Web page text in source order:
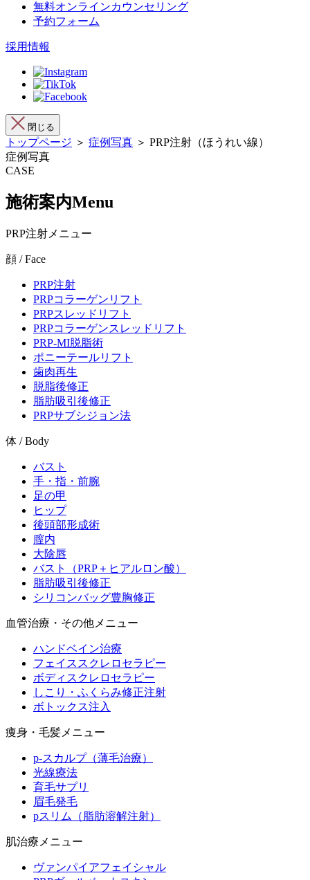
無料オンラインカウンセリング
予約フォーム
採用情報
閉じる
トップページ ＞ 症例写真 ＞ PRP注射（ほうれい線）
症例写真
CASE
施術案内Menu
PRP注射メニュー
顔 / Face
PRP注射
PRPコラーゲンリフト
PRPスレッドリフト
PRPコラーゲンスレッドリフト
PRP-MI脱脂術
ポニーテールリフト
歯肉再生
脱脂後修正
脂肪吸引後修正
PRPサブシジョン法
体 / Body
バスト
手・指・前腕
足の甲
ヒップ
後頭部形成術
膣内
大陰唇
バスト（PRP＋ヒアルロン酸）
脂肪吸引後修正
シリコンバッグ豊胸修正
血管治療・その他メニュー
ハンドベイン治療
フェイススクレロセラピー
ボディスクレロセラピー
しこり・ふくらみ修正注射
ボトックス注入
痩身・毛髪メニュー
p-スカルプ（薄毛治療）
光線療法
育毛サプリ
眉毛発毛
pスリム（脂肪溶解注射）
肌治療メニュー
ヴァンパイアフェイシャル